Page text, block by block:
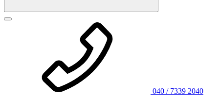
040 / 7339 2040